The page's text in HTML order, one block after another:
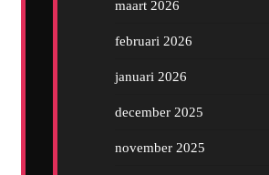
maart 2026
februari 2026
januari 2026
december 2025
november 2025